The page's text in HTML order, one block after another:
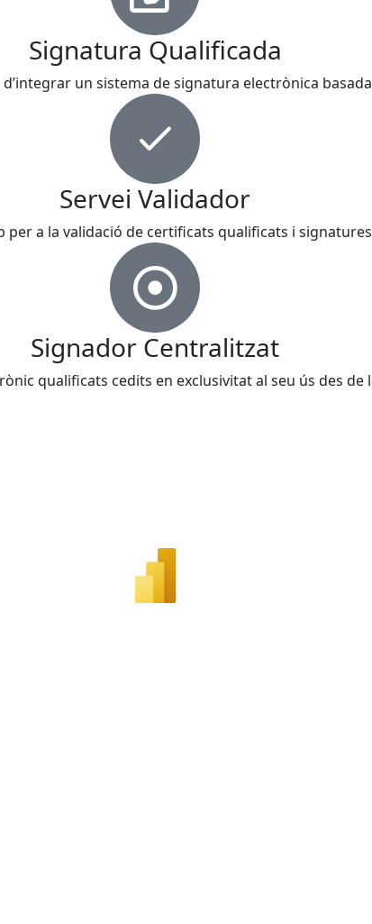
Signatura Qualificada
d’integrar un sistema de signatura electrònica
Servei Validador
per a la validació de certificats qualificats i
Signador Centralitzat
qualificats cedits en exclusivitat al seu ús des de